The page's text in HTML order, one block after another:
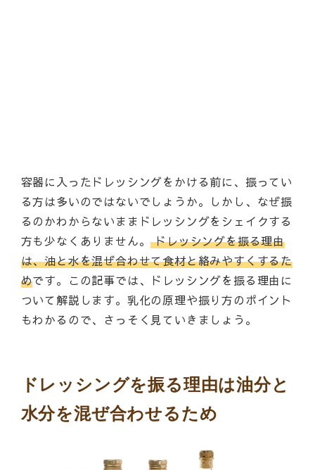
容器に入ったドレッシングをかける前に、振ってい
る方は多いのではないでしょうか。しかし、なぜ振
るのかわからないままドレッシングをシェイクする
方も少なくありません。ドレッシングを振る理由
は、油と水を混ぜ合わせて食材と絡みやすくするた
めです。この記事では、ドレッシングを振る理由に
ついて解説します。乳化の原理や振り方のポイント
もわかるので、さっそく見ていきましょう。
ドレッシングを振る理由は油分と
水分を混ぜ合わせるため